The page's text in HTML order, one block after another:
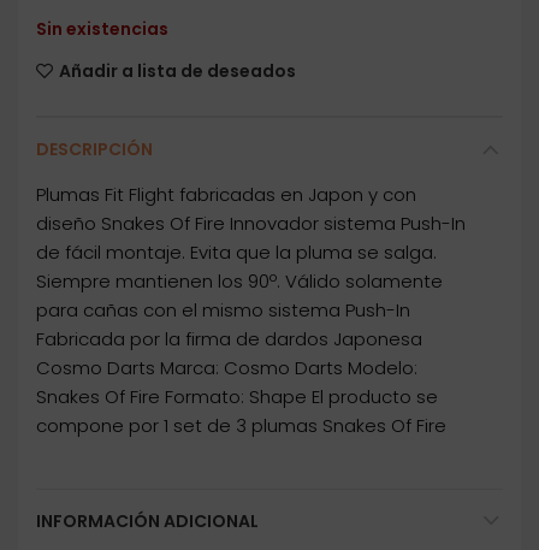
Sin existencias
Añadir a lista de deseados
DESCRIPCIÓN
Plumas Fit Flight fabricadas en Japon y con
diseño Snakes Of Fire Innovador sistema Push-In
de fácil montaje. Evita que la pluma se salga.
Siempre mantienen los 90º. Válido solamente
para cañas con el mismo sistema Push-In
Fabricada por la firma de dardos Japonesa
Cosmo Darts Marca: Cosmo Darts Modelo:
Snakes Of Fire Formato: Shape El producto se
compone por 1 set de 3 plumas Snakes Of Fire
INFORMACIÓN ADICIONAL